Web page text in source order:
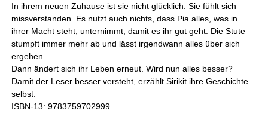
In ihrem neuen Zuhause ist sie nicht glücklich. Sie fühlt sich
missverstanden. Es nutzt auch nichts, dass Pia alles, was in
ihrer Macht steht, unternimmt, damit es ihr gut geht. Die Stute
stumpft immer mehr ab und lässt irgendwann alles über sich
ergehen.
Dann ändert sich ihr Leben erneut. Wird nun alles besser?
Damit der Leser besser versteht, erzählt Sirikit ihre Geschichte
selbst.
ISBN-13: 9783759702999